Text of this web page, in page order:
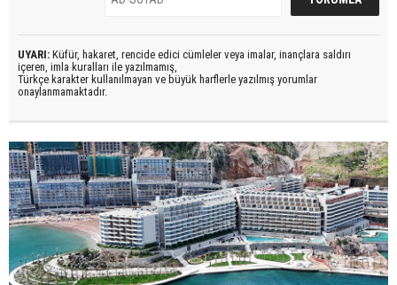
UYARI: Küfür, hakaret, rencide edici cümleler veya imalar, inançlara saldırı
içeren, imla kuralları ile yazılmamış,
Türkçe karakter kullanılmayan ve büyük harflerle yazılmış yorumlar
onaylanmamaktadır.